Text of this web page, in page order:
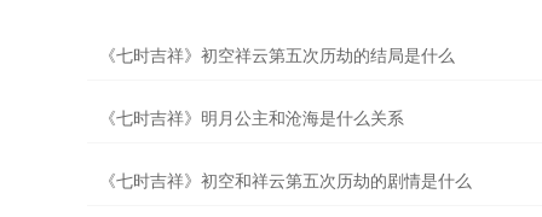
《七时吉祥》初空祥云第五次历劫的结局是什么
《七时吉祥》明月公主和沧海是什么关系
《七时吉祥》初空和祥云第五次历劫的剧情是什么